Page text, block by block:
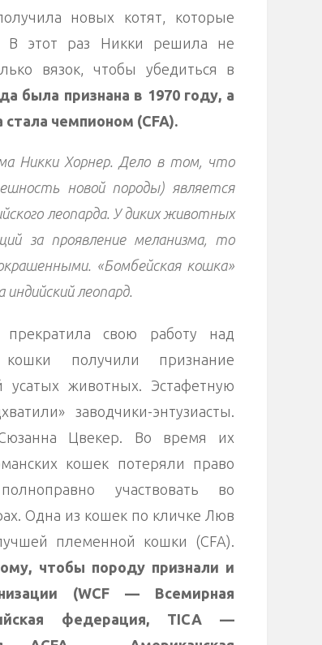
новых котят, которые
В этот раз Никки решила не
вязок, чтобы убедиться в
была признана в 1970 году, а
чемпионом (CFA).
Никки Хорнер. Дело в том, что
новой породы) является
леопарда. У диких животных
за проявление меланизма, то
«Бомбейская кошка»
леопард.
свою работу над
получили признание
животных. Эстафетную
заводчики-энтузиасты.
Цвекер. Во время их
кошек потеряли право
участвовать во
Одна из кошек по кличке Люв
племенной кошки (CFA).
чтобы породу признали и
(WCF — Всемирная
федерация, TICA —